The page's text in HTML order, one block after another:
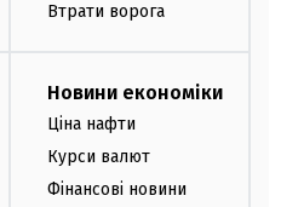
Втрати ворога
Новини економіки
Ціна нафти
Курси валют
Фінансові новини